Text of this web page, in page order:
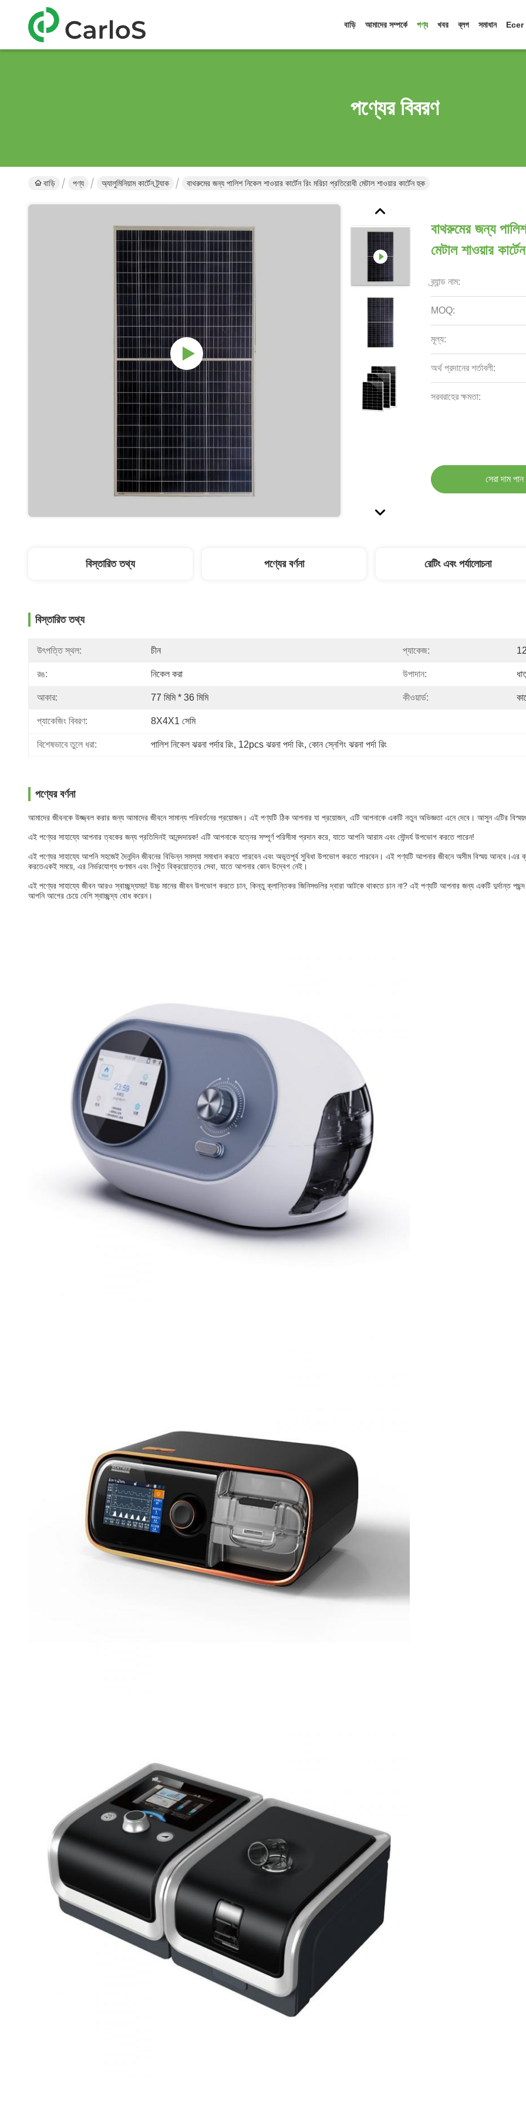
বাড়ি আমাদের সম্পর্কে পণ্য খবর ব্লগ সমাধান Ecer
পণ্যের বিবরণ
বাড়ি পণ্য অ্যালুমিনিয়াম কার্টেন ট্র্যাক বাথরুমের জন্য পালিশ নিকেল শাওয়ার কার্টেন রিং মরিচা প্রতিরোধী মেটাল শাওয়ার কার্টেন হুক
বাথরুমের জন্য পালিশ
মেটাল শাওয়ার
ব্র্যান্ড নাম:
MOQ:
মূল্য:
অর্থ প্রদানের শর্তাবলী:
সরবরাহের ক্ষমতা:
সেরা দাম পান
বিস্তারিত তথ্য পণ্যের বর্ণনা রেটিং এবং পর্যালোচনা
বিস্তারিত তথ্য
উৎপত্তি স্থল: চীন প্যাকেজ:
রঙ: নিকেল করা উপাদান:
আকার: 77 মিমি * 36 মিমি কীওয়ার্ড:
প্যাকেজিং বিবরণ: 8X4X1 সেমি
বিশেষভাবে তুলে ধরা: পালিশ নিকেল ঝরনা পর্দার রিং, 12pcs ঝরনা পর্দা রিং, কোন স্নেগিং ঝরনা পর্দা রিং
পণ্যের বর্ণনা
আমাদের জীবনকে উজ্জ্বল করার জন্য আমাদের জীবনে সামান্য পরিবর্তনের প্রয়োজন। এই পণ্যটি ঠিক আপনার যা প্রয়োজন, এটি আপনাকে একটি নতুন অভিজ্ঞতা এনে দেবে। আসুন এটির
এই পণ্যের সাহায্যে আপনার ত্বকের জন্য প্রতিদিনই আনন্দদায়ক! এটি আপনাকে যত্নের সম্পূর্ণ পরিসীমা প্রদান করে, যাতে আপনি আরাম এবং সৌন্দর্য উপভোগ করতে পারেন!
এই পণ্যের সাহায্যে আপনি সহজেই দৈনন্দিন জীবনের বিভিন্ন সমস্যা সমাধান করতে পারবেন এবং অভূতপূর্ব সুবিধা উপভোগ করতে পারবেন। এই পণ্যটি আপনার জীবনে অসীম বিস্ময় আনবে।এর
করতেএকই সময়ে, এর নির্ভরযোগ্য গুণমান এবং নিখুঁত বিক্রয়োত্তর সেবা, যাতে আপনার কোন উদ্বেগ নেই।
এই পণ্যের সাহায্যে জীবন আরও স্বাচ্ছন্দ্যময়! উচ্চ মানের জীবন উপভোগ করতে চান, কিন্তু ক্লান্তিকর জিনিসগুলির দ্বারা আটকে থাকতে চান না? এই পণ্যটি আপনার জন্য একটি দুর্দান্ত
আপনি আগের চেয়ে বেশি স্বাচ্ছন্দ্য বোধ করেন।